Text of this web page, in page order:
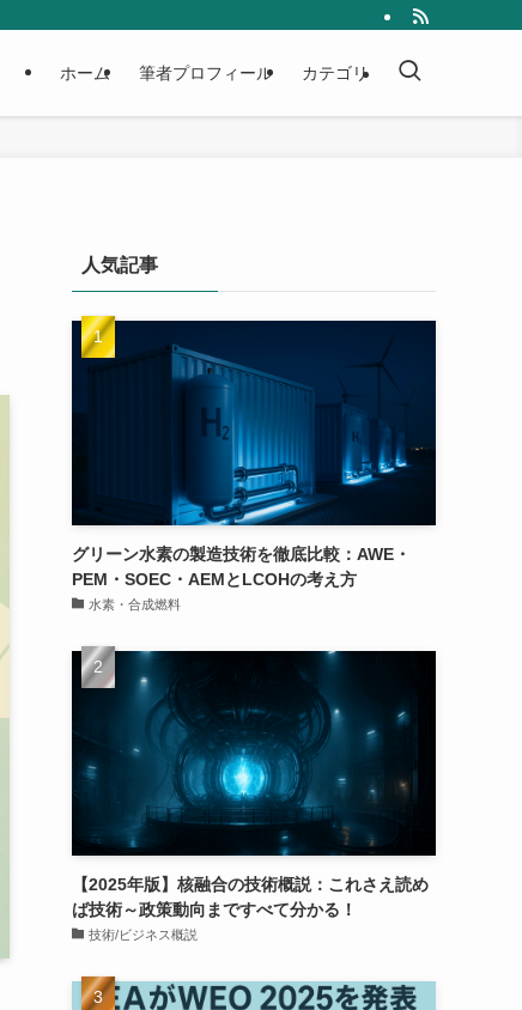
ホーム 筆者プロフィール カテゴリ
人気記事
グリーン水素の製造技術を徹底比較：AWE・
PEM・SOEC・AEMとLCOHの考え方
水素・合成燃料
【2025年版】核融合の技術概説：これさえ読め
ば技術～政策動向まですべて分かる！
技術/ビジネス概説